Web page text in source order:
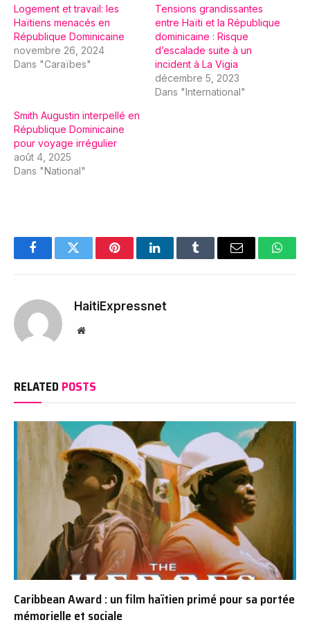
Logement et travail: les
Haïtiens menacés en
République Dominicaine
novembre 26, 2024
Dans "Caraïbes"
Tensions grandissantes
entre Haïti et la République
dominicaine : Risque
d’escalade suite à un
incident à La Vigia
décembre 5, 2023
Dans "International"
Smith Augustin interpellé en
République Dominicaine
pour voyage irrégulier
août 4, 2025
Dans "National"
FacebookTwitter PinterestLinkedInTumblr Email
HaitiExpressnet
Website
RELATED POSTS
Caribbean Award : un film haïtien primé pour sa portée
mémorielle et sociale